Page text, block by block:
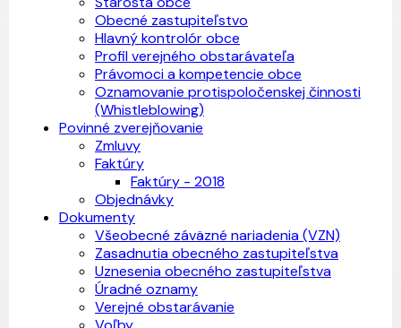
Obecné zastupiteľstvo
Hlavný kontrolór obce
Profil verejného obstarávateľa
Právomoci a kompetencie obce
Oznamovanie protispoločenskej činnosti
(Whistleblowing)
Povinné zverejňovanie
Zmluvy
Faktúry
Faktúry - 2018
Objednávky
Dokumenty
Všeobecné záväzné nariadenia (VZN)
Zasadnutia obecného zastupiteľstva
Uznesenia obecného zastupiteľstva
Úradné oznamy
Verejné obstarávanie